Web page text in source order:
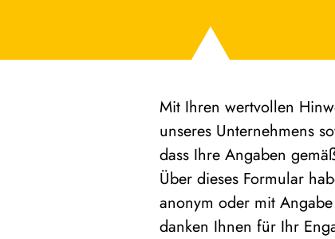
Mit Ihren wertvollen
unseres Unternehmens
dass Ihre Angaben
Über dieses Formular
anonym oder mit
danken Ihnen für Ihr